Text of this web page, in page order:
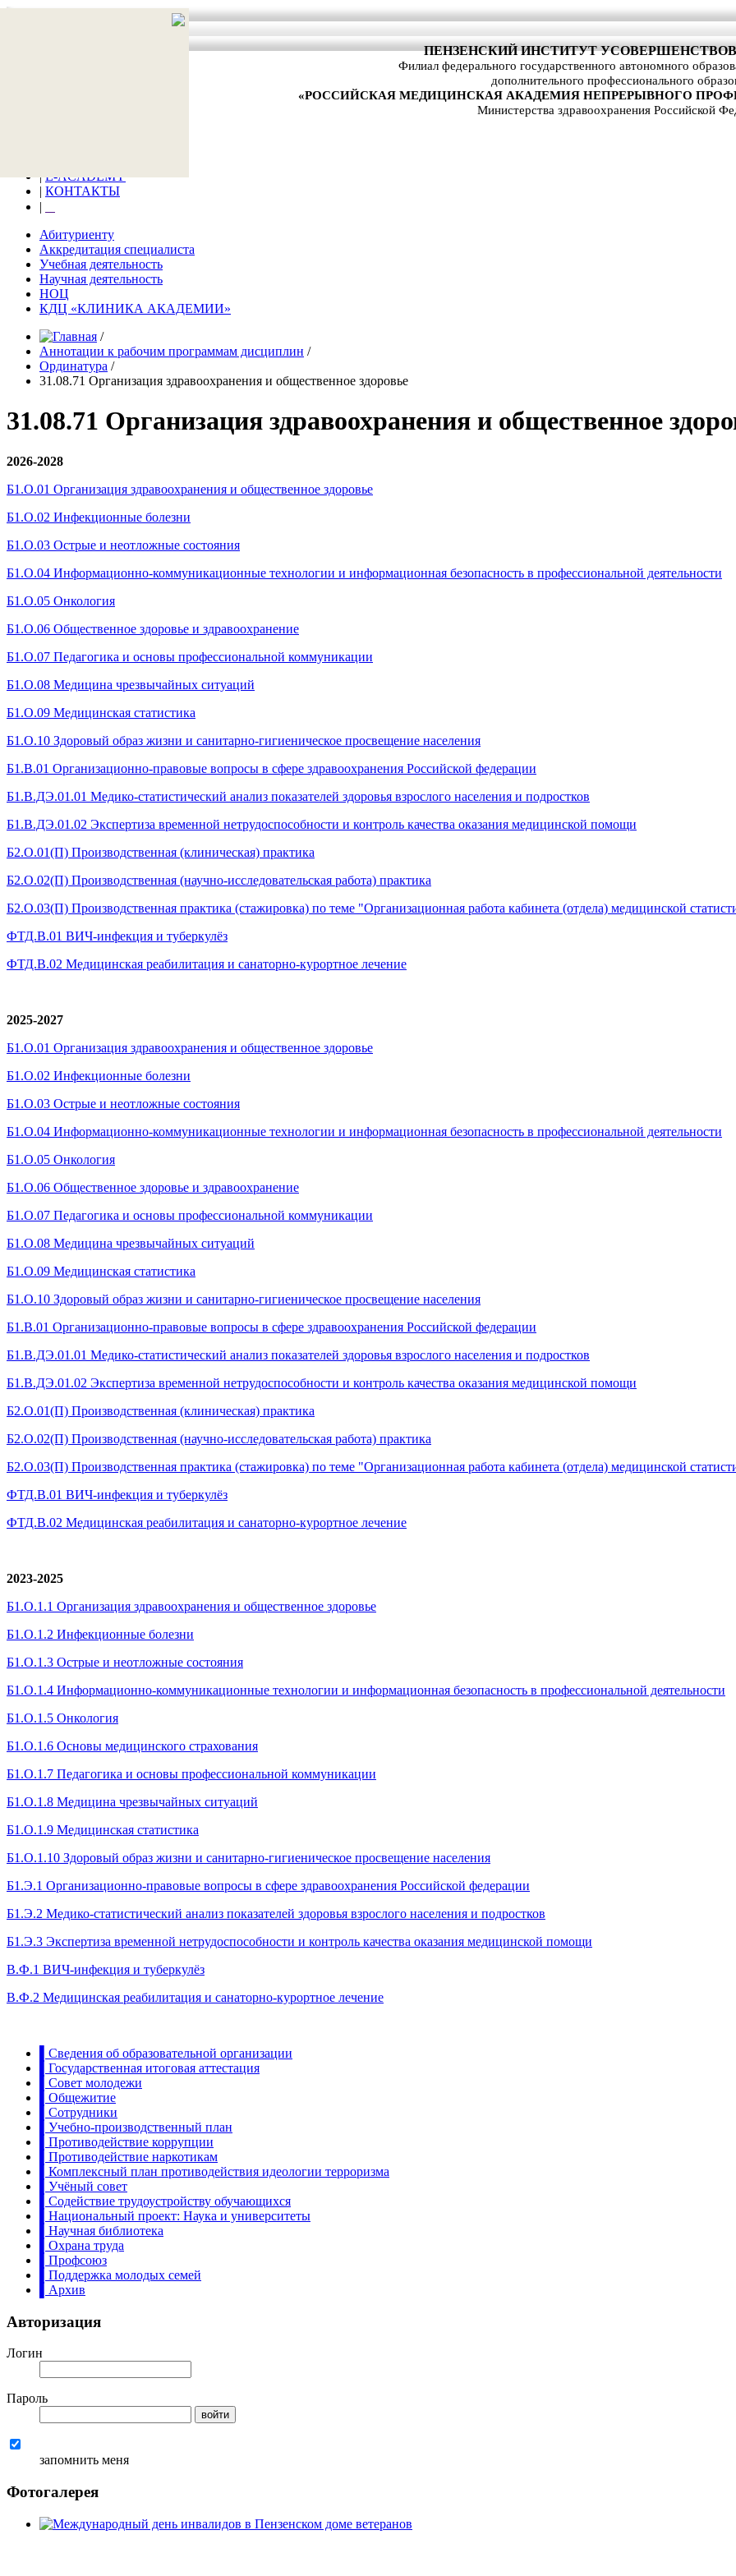
ПЕНЗЕНСКИЙ ИНСТИТУТ
Филиал федерального государственного автономного
дополнительного профессионального
«РОССИЙСКАЯ МЕДИЦИНСКАЯ АКАДЕМИЯ НЕПРЕРЫВНОГО
Министерства здравоохранения Российской
|E-ACADEMY
| КОНТАКТЫ
|
Абитуриенту
Аккредитация специалиста
Учебная деятельность
Научная деятельность
НОЦ
КДЦ «КЛИНИКА АКАДЕМИИ»
/
Аннотации к рабочим программам дисциплин /
Ординатура /
31.08.71 Организация здравоохранения и общественное здоровье
31.08.71 Организация здравоохранения и общественное
2026-2028
Б1.О.01 Организация здравоохранения и общественное здоровье
Б1.О.02 Инфекционные болезни
Б1.О.03 Острые и неотложные состояния
Б1.О.04 Информационно-коммуникационные технологии и информационная безопасность в профессиональной деятельности
Б1.О.05 Онкология
Б1.О.06 Общественное здоровье и здравоохранение
Б1.О.07 Педагогика и основы профессиональной коммуникации
Б1.О.08 Медицина чрезвычайных ситуаций
Б1.О.09 Медицинская статистика
Б1.О.10 Здоровый образ жизни и санитарно-гигиеническое просвещение населения
Б1.В.01 Организационно-правовые вопросы в сфере здравоохранения Российской федерации
Б1.В.ДЭ.01.01 Медико-статистический анализ показателей здоровья взрослого населения и подростков
Б1.В.ДЭ.01.02 Экспертиза временной нетрудоспособности и контроль качества оказания медицинской помощи
Б2.О.01(П) Производственная (клиническая) практика
Б2.О.02(П) Производственная (научно-исследовательская работа) практика
Б2.О.03(П) Производственная практика (стажировка) по теме "Организационная работа кабинета (отдела) медицинской
ФТД.В.01 ВИЧ-инфекция и туберкулёз
ФТД.В.02 Медицинская реабилитация и санаторно-курортное лечение
2025-2027
Б1.О.01 Организация здравоохранения и общественное здоровье
Б1.О.02 Инфекционные болезни
Б1.О.03 Острые и неотложные состояния
Б1.О.04 Информационно-коммуникационные технологии и информационная безопасность в профессиональной деятельности
Б1.О.05 Онкология
Б1.О.06 Общественное здоровье и здравоохранение
Б1.О.07 Педагогика и основы профессиональной коммуникации
Б1.О.08 Медицина чрезвычайных ситуаций
Б1.О.09 Медицинская статистика
Б1.О.10 Здоровый образ жизни и санитарно-гигиеническое просвещение населения
Б1.В.01 Организационно-правовые вопросы в сфере здравоохранения Российской федерации
Б1.В.ДЭ.01.01 Медико-статистический анализ показателей здоровья взрослого населения и подростков
Б1.В.ДЭ.01.02 Экспертиза временной нетрудоспособности и контроль качества оказания медицинской помощи
Б2.О.01(П) Производственная (клиническая) практика
Б2.О.02(П) Производственная (научно-исследовательская работа) практика
Б2.О.03(П) Производственная практика (стажировка) по теме "Организационная работа кабинета (отдела) медицинской
ФТД.В.01 ВИЧ-инфекция и туберкулёз
ФТД.В.02 Медицинская реабилитация и санаторно-курортное лечение
2023-2025
Б1.О.1.1 Организация здравоохранения и общественное здоровье
Б1.О.1.2 Инфекционные болезни
Б1.О.1.3 Острые и неотложные состояния
Б1.О.1.4 Информационно-коммуникационные технологии и информационная безопасность в профессиональной деятельности
Б1.О.1.5 Онкология
Б1.О.1.6 Основы медицинского страхования
Б1.О.1.7 Педагогика и основы профессиональной коммуникации
Б1.О.1.8 Медицина чрезвычайных ситуаций
Б1.О.1.9 Медицинская статистика
Б1.О.1.10 Здоровый образ жизни и санитарно-гигиеническое просвещение населения
Б1.Э.1 Организационно-правовые вопросы в сфере здравоохранения Российской федерации
Б1.Э.2 Медико-статистический анализ показателей здоровья взрослого населения и подростков
Б1.Э.3 Экспертиза временной нетрудоспособности и контроль качества оказания медицинской помощи
В.Ф.1 ВИЧ-инфекция и туберкулёз
В.Ф.2 Медицинская реабилитация и санаторно-курортное лечение
▌Сведения об образовательной организации
▌Государственная итоговая аттестация
▌Совет молодежи
▌Общежитие
▌Сотрудники
▌Учебно-производственный план
▌Противодействие коррупции
▌Противодействие наркотикам
▌Комплексный план противодействия идеологии терроризма
▌Учёный совет
▌Содействие трудоустройству обучающихся
▌Национальный проект: Наука и университеты
▌Научная библиотека
▌Охрана труда
▌Профсоюз
▌Поддержка молодых семей
▌Архив
Авторизация
Логин
Пароль
запомнить меня
Фотогалерея